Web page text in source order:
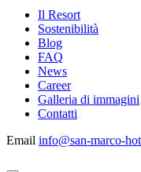
Il Resort
Sostenibilità
Blog
FAQ
News
Career
Galleria di immagini
Contatti
Email info@san-marco-